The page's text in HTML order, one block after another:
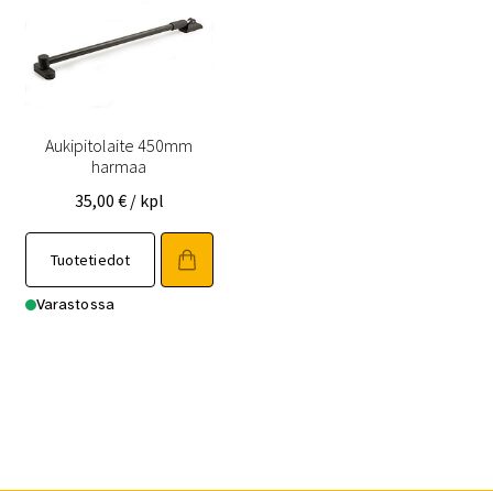
Aukipitolaite 450mm
harmaa
35,00 € / kpl
Tuotetiedot
Varastossa